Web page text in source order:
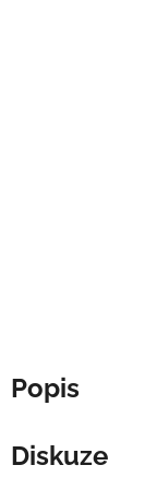
Popis
Diskuze